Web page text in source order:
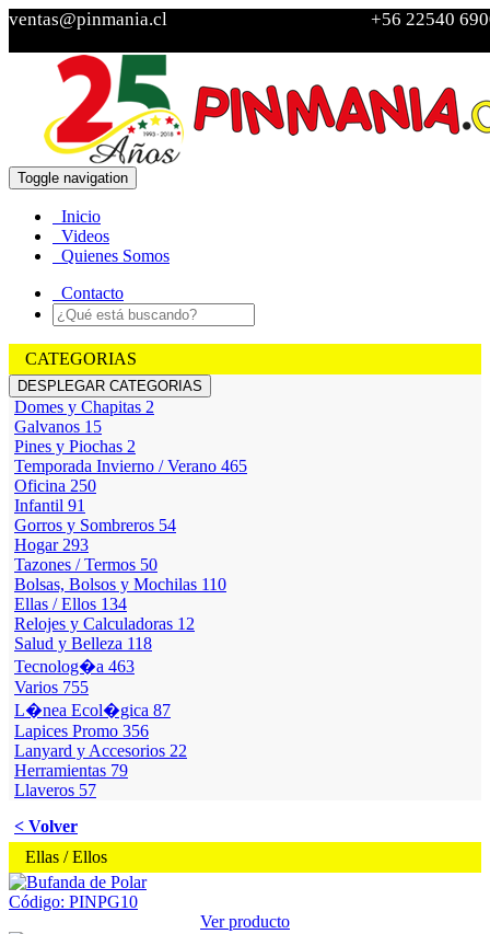
ventas@pinmania.cl +56 22540
Toggle navigation
Inicio
Videos
Quienes Somos
Contacto
CATEGORIAS
DESPLEGAR CATEGORIAS
Domes y Chapitas 2
Galvanos 15
Pines y Piochas 2
Temporada Invierno / Verano 465
Oficina 250
Infantil 91
Gorros y Sombreros 54
Hogar 293
Tazones / Termos 50
Bolsas, Bolsos y Mochilas 110
Ellas / Ellos 134
Relojes y Calculadoras 12
Salud y Belleza 118
Tecnolog�a 463
Varios 755
L�nea Ecol�gica 87
Lapices Promo 356
Lanyard y Accesorios 22
Herramientas 79
Llaveros 57
< Volver
Ellas / Ellos
Código: PINPG10
Ver producto